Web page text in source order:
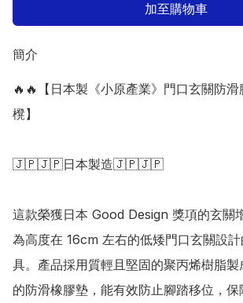
加至購物車
簡介
🔥🔥【日本製《小原產業》門口玄關防
櫈】
🇯🇵🇯🇵日本製造🇯🇵🇯🇵
這款榮獲日本 Good Design 獎項的玄關
為高度在 16cm 左右的低矮門口玄關設
具。產品採用質輕且堅固的聚丙烯樹脂
的防滑橡膠墊，能有效防止腳踏移位，